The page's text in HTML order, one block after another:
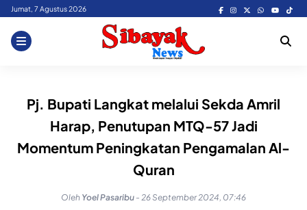
Skip
content
Jumat, 7 Agustus 2026
Pj. Bupati Langkat melalui Sekda Amril
Harap, Penutupan MTQ-57 Jadi
Momentum Peningkatan Pengamalan Al-
Quran
Oleh Yoel Pasaribu - 26 September 2024, 07:46